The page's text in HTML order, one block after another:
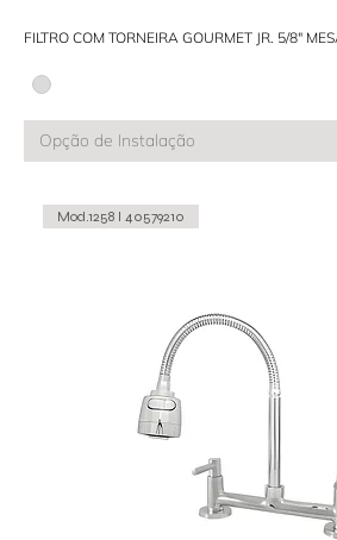
FILTRO COM TORNEIRA GOURMET JR. 5/8"
Mod.1258 I 40579210